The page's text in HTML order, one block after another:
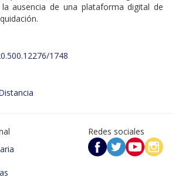
ausencia de una plataforma digital de
1748
Redes sociales